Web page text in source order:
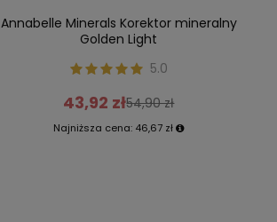
Annabelle Minerals Korektor mineralny
Golden Light
5.0
43,92 zł54,90 zł
Najniższa cena: 46,67 zł